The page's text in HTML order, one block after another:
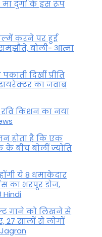
मां दुर्गा के इस रूप
करने पर हुई
बोली- आत्मा
दिखीं प्रीति
का जवाब
किशन का नया
होता है कि एक
बीच बोलीं ज्योति
ये 8 धमाकेदार
का भरपूर डोज,
गाने को लिखने से
27 सालों से लोगों